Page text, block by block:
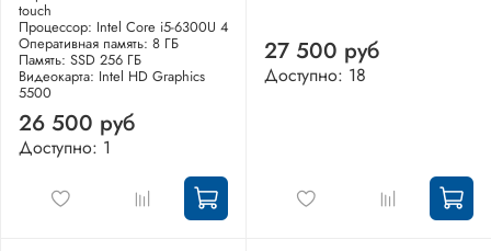
touch
Процессор: Intel Core i5-6300U 4
Оперативная память: 8 ГБ
Память: SSD 256 ГБ
Видеокарта: Intel HD Graphics
5500
26 500 руб
Доступно: 1
27 500 руб
Доступно: 18